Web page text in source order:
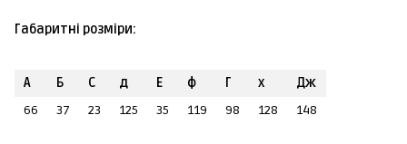
Габаритні розміри:
А Б C д E ф Г х
Дж
66
37 23 125 35 119 98 128 148